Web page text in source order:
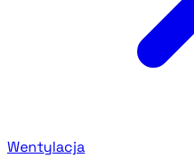
Wentylacja